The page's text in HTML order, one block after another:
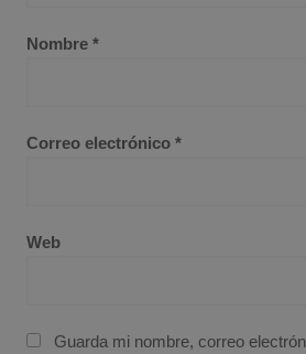
Nombre *
Correo electrónico *
Web
Guarda mi nombre, correo